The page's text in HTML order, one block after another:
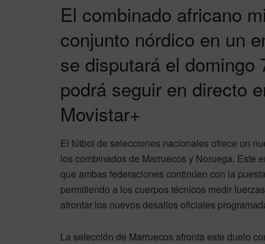
El combinado africano
conjunto nórdico en un
se disputará el domingo
podrá seguir en directo
Movistar+
El fútbol de selecciones nacionales ofrece un
los combinados de Marruecos y Noruega. Este
que ambas federaciones continúen con la
permitiendo a los cuerpos técnicos medir
afrontar los nuevos desafíos oficiales
La selección de Marruecos afronta este duelo